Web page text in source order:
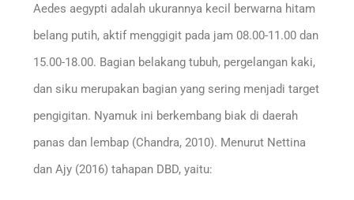
Aedes aegypti adalah ukurannya kecil berwarna hitam
belang putih, aktif menggigit pada jam 08.00-11.00 dan
15.00-18.00. Bagian belakang tubuh, pergelangan kaki,
dan siku merupakan bagian yang sering menjadi target
pengigitan. Nyamuk ini berkembang biak di daerah
panas dan lembap (Chandra, 2010). Menurut Nettina
dan Ajy (2016) tahapan DBD, yaitu: